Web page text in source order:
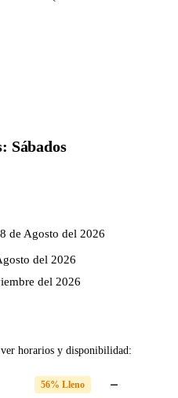
Sábados
8 de Agosto del 2026
del 2026
del 2026
horarios y disponibilidad:
56% Lleno